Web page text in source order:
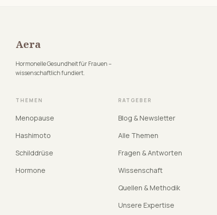
Aera
Hormonelle Gesundheit für Frauen –
wissenschaftlich fundiert.
THEMEN
Menopause
Hashimoto
Schilddrüse
Hormone
RATGEBER
Blog & Newsletter
Alle Themen
Fragen & Antworten
Wissenschaft
Quellen & Methodik
Unsere Expertise